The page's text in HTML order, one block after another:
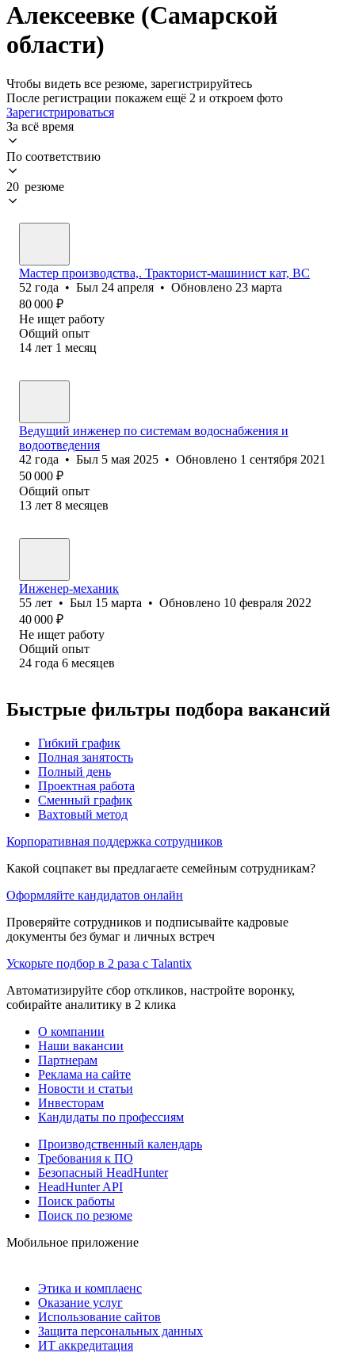
Алексеевке (Самарской
области)
Чтобы видеть все резюме, зарегистрируйтесь
После регистрации покажем ещё 2 и откроем фото
Зарегистрироваться
За всё время
По соответствию
20 резюме
Мастер производства,. Тракторист-машинист кат, ВС
52 года • Был 24 апреля • Обновлено 23 марта
80 000 ₽
Не ищет работу
Общий опыт
14 лет 1 месяц
Ведущий инженер по системам водоснабжения и
водоотведения
42 года • Был 5 мая 2025 • Обновлено 1 сентября 2021
50 000 ₽
Общий опыт
13 лет 8 месяцев
Инженер-механик
55 лет • Был 15 марта • Обновлено 10 февраля 2022
40 000 ₽
Не ищет работу
Общий опыт
24 года 6 месяцев
Быстрые фильтры подбора вакансий
Гибкий график
Полная занятость
Полный день
Проектная работа
Сменный график
Вахтовый метод
Корпоративная поддержка сотрудников
Какой соцпакет вы предлагаете семейным сотрудникам?
Оформляйте кандидатов онлайн
Проверяйте сотрудников и подписывайте кадровые
документы без бумаг и личных встреч
Ускорьте подбор в 2 раза с Talantix
Автоматизируйте сбор откликов, настройте воронку,
собирайте аналитику в 2 клика
О компании
Наши вакансии
Партнерам
Реклама на сайте
Новости и статьи
Инвесторам
Кандидаты по профессиям
Производственный календарь
Требования к ПО
Безопасный HeadHunter
HeadHunter API
Поиск работы
Поиск по резюме
Мобильное приложение
Этика и комплаенс
Оказание услуг
Использование сайтов
Защита персональных данных
ИТ аккредитация